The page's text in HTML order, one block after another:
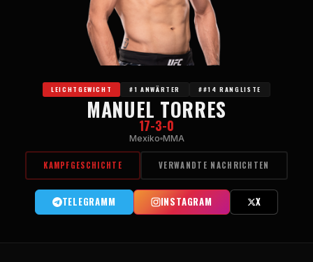
LEICHTGEWICHT #1 ANWÄRTER ##14 RANGLISTE
MANUEL TORRES
17-3-0
Mexiko MMA
KAMPFGESCHICHTE VERWANDTE NACHRICHTEN
TELEGRAMM INSTAGRAM X